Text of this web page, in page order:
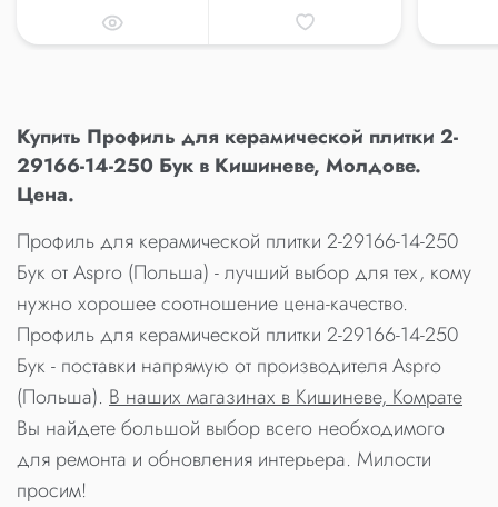
Купить Профиль для керамической плитки 2-
29166-14-250 Бук в Кишиневе, Молдове.
Цена.
Профиль для керамической плитки 2-29166-14-250
Бук от Aspro (Польша) - лучший выбор для тех, кому
нужно хорошее соотношение цена-качество.
Профиль для керамической плитки 2-29166-14-250
Бук - поставки напрямую от производителя Aspro
(Польша). В наших магазинах в Кишиневе, Комрате
Вы найдете большой выбор всего необходимого
для ремонта и обновления интерьера. Милости
просим!